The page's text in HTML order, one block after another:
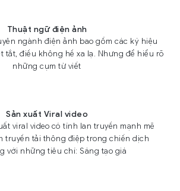
Thuật ngữ điện ảnh
ngành điện ảnh bao gồm các ký hiệu
tắt, điều không hề xa lạ. Nhưng để hiểu rõ
những cụm từ viết
Sản xuất Viral video
viral video có tính lan truyền mạnh mẽ
truyền tải thông điệp trong chiến dịch
với những tiêu chí: Sáng tạo giá